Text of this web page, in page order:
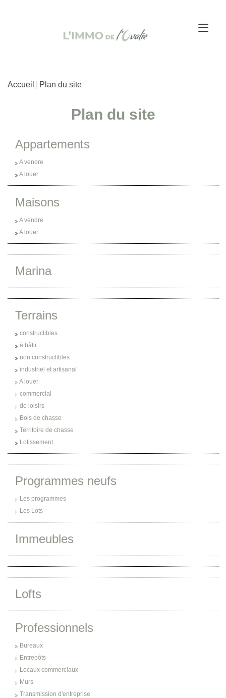
Accueil Plan du site
Plan du site
Appartements
A vendre
A louer
Maisons
A vendre
A louer
Marina
Terrains
constructibles
à bâtir
non constructibles
industriel et artisanal
A louer
commercial
de loisirs
Bois de chasse
Territoire de chasse
Lotissement
Programmes neufs
Les programmes
Les Lots
Immeubles
Lofts
Professionnels
Bureaux
Entrepôts
Locaux commerciaux
Murs
Transmission d'entreprise